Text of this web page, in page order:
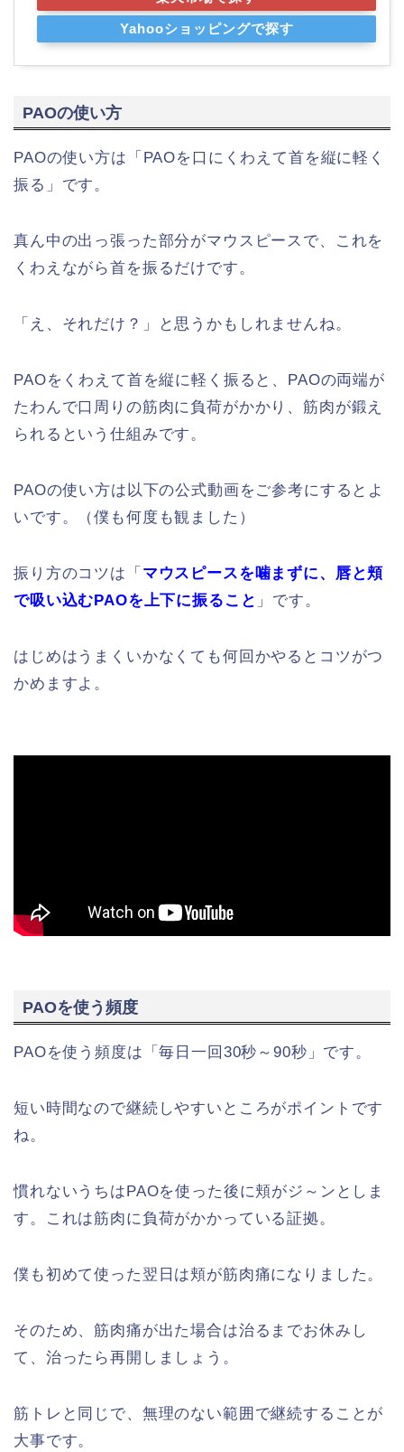
Yahooショッピングで探す
PAOの使い方
PAOの使い方は「PAOを口にくわえて首を縦に軽く
振る」です。
真ん中の出っ張った部分がマウスピースで、これを
くわえながら首を振るだけです。
「え、それだけ？」と思うかもしれませんね。
PAOをくわえて首を縦に軽く振ると、PAOの両端が
たわんで口周りの筋肉に負荷がかかり、筋肉が鍛え
られるという仕組みです。
PAOの使い方は以下の公式動画をご参考にするとよ
いです。（僕も何度も観ました）
振り方のコツは「 マウスピースを噛まずに、唇と頬
で吸い込むPAOを上下に振ること 」です。
はじめはうまくいかなくても何回かやるとコツがつ
かめますよ。
PAOを使う頻度
PAOを使う頻度は「毎日一回30秒～90秒」です。
短い時間なので継続しやすいところがポイントです
ね。
慣れないうちはPAOを使った後に頬がジ～ンとしま
す。これは筋肉に負荷がかかっている証拠。
僕も初めて使った翌日は頬が筋肉痛になりました。
そのため、筋肉痛が出た場合は治るまでお休みし
て、治ったら再開しましょう。
筋トレと同じで、無理のない範囲で継続することが
大事です。